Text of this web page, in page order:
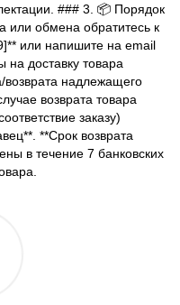
### 3. 📦 Порядок
или обмена обратитесь к
или напишите на email
доставку товара
надлежащего
возврата товара
заказу)
**Срок возврата
в течение 7 банковских